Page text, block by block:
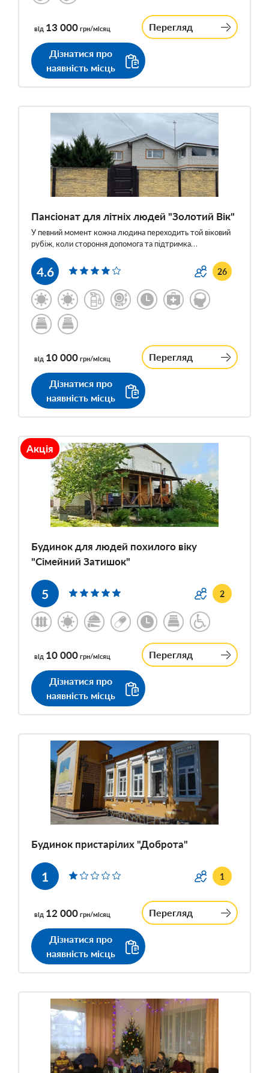
від 13 000 грн/місяц Перегляд
Дізнатися про
наявність місць
Пансіонат для літніх людей "Золотий Вік"
У певний момент кожна людина переходить той віковий
рубіж, коли стороння допомога та підтримка…
4.6 26
від 10 000 грн/місяц Перегляд
Дізнатися про
наявність місць
Акція
Будинок для людей похилого віку
"Сімейний Затишок"
5 2
від 10 000 грн/місяц Перегляд
Дізнатися про
наявність місць
Будинок пристарілих "Доброта"
1 1
від 12 000 грн/місяц Перегляд
Дізнатися про
наявність місць